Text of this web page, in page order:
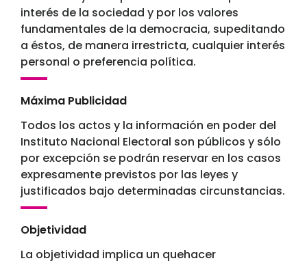
interés de la sociedad y por los valores
fundamentales de la democracia, supeditando
a éstos, de manera irrestricta, cualquier interés
personal o preferencia política.
Máxima Publicidad
Todos los actos y la información en poder del
Instituto Nacional Electoral son públicos y sólo
por excepción se podrán reservar en los casos
expresamente previstos por las leyes y
justificados bajo determinadas circunstancias.
Objetividad
La objetividad implica un quehacer